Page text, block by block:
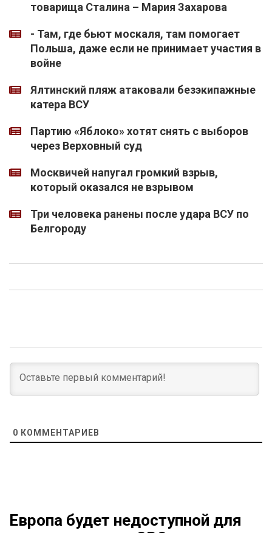
товарища Сталина – Мария Захарова
- Там, где бьют москаля, там помогает
Польша, даже если не принимает участия в
войне
Ялтинский пляж атаковали безэкипажные
катера ВСУ
Партию «Яблоко» хотят снять с выборов
через Верховный суд
Москвичей напугал громкий взрыв,
который оказался не взрывом
Три человека ранены после удара ВСУ по
Белгороду
0 КОММЕНТАРИЕВ
Европа будет недоступной для